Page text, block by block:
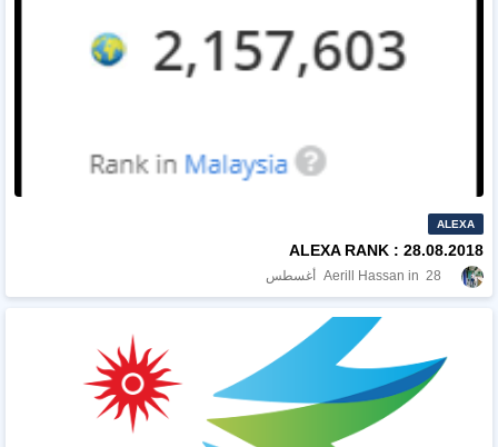
ALEXA
ALEXA RANK : 28.08.2018
Aerill Hassan 28 أغسطس